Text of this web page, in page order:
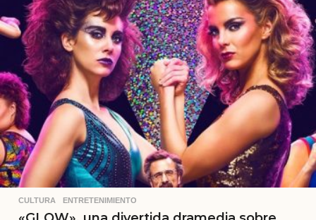
CULTURA ,ENTRETENIMIENTO